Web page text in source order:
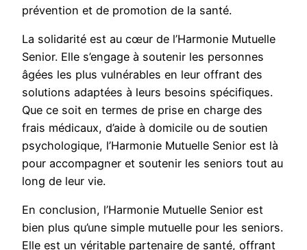
prévention et de promotion de la santé.
La solidarité est au cœur de l’Harmonie Mutuelle
Senior. Elle s’engage à soutenir les personnes
âgées les plus vulnérables en leur offrant des
solutions adaptées à leurs besoins spécifiques.
Que ce soit en termes de prise en charge des
frais médicaux, d’aide à domicile ou de soutien
psychologique, l’Harmonie Mutuelle Senior est là
pour accompagner et soutenir les seniors tout au
long de leur vie.
En conclusion, l’Harmonie Mutuelle Senior est
bien plus qu’une simple mutuelle pour les seniors.
Elle est un véritable partenaire de santé, offrant